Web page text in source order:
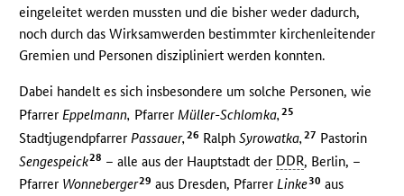
eingeleitet werden mussten und die bisher weder dadurch,
noch durch das Wirksamwerden bestimmter kirchenleitender
Gremien und Personen diszipliniert werden konnten.
Dabei handelt es sich insbesondere um solche Personen, wie
Pfarrer Eppelmann, Pfarrer Müller-Schlomka, 25
Stadtjugendpfarrer Passauer, 26 RalphSyrowatka, 27 Pastorin
Sengespeick28 – alle aus der Hauptstadt der DDR, Berlin, –
Pfarrer Wonneberger29 aus Dresden, PfarrerLinke30 aus